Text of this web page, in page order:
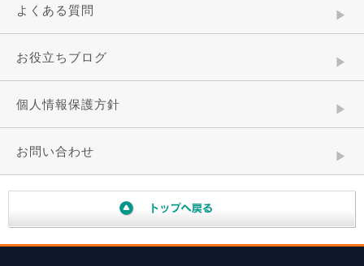
よくある質問
お役立ちブログ
個人情報保護方針
お問い合わせ